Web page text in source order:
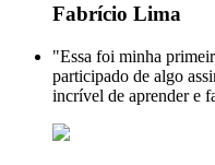
Fabrício Lima
"Essa foi minha
participado de algo
incrível de aprender e